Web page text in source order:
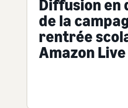
Diffusion en
de la
rentrée
Amazon Live